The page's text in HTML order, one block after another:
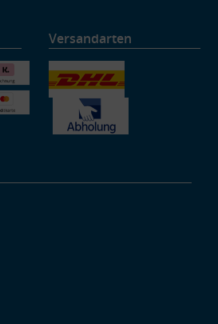
Versandarten